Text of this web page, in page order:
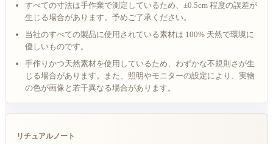
すべての寸法は手作業で測定しているため、±0.5cm 程度の誤差が
生じる場合があります。予めご了承ください。
当社のすべての製品に使用されている素材は 100% 天然で環境に
優しいものです。
手作りかつ天然素材を使用しているため、わずかな不規則さが生
じる場合があります。また、照明やモニターの設定により、実物
の色が画像と若干異なる場合があります。
リチュアルノート